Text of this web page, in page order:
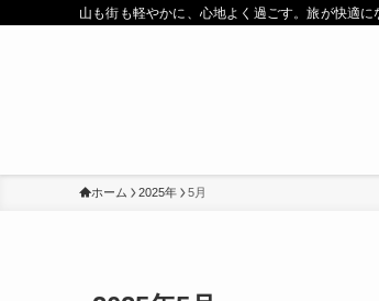
山も街も軽やかに、心地よく過ごす。旅が快適に
ホーム 2025年 5月